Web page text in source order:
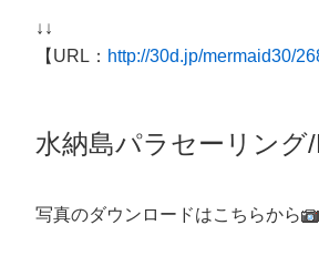
↓↓
【URL： http://30d.jp/mermaid30/
水納島パラセーリング
写真のダウンロードはこちらから